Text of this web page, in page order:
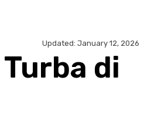
Updated: January 12, 2026
di